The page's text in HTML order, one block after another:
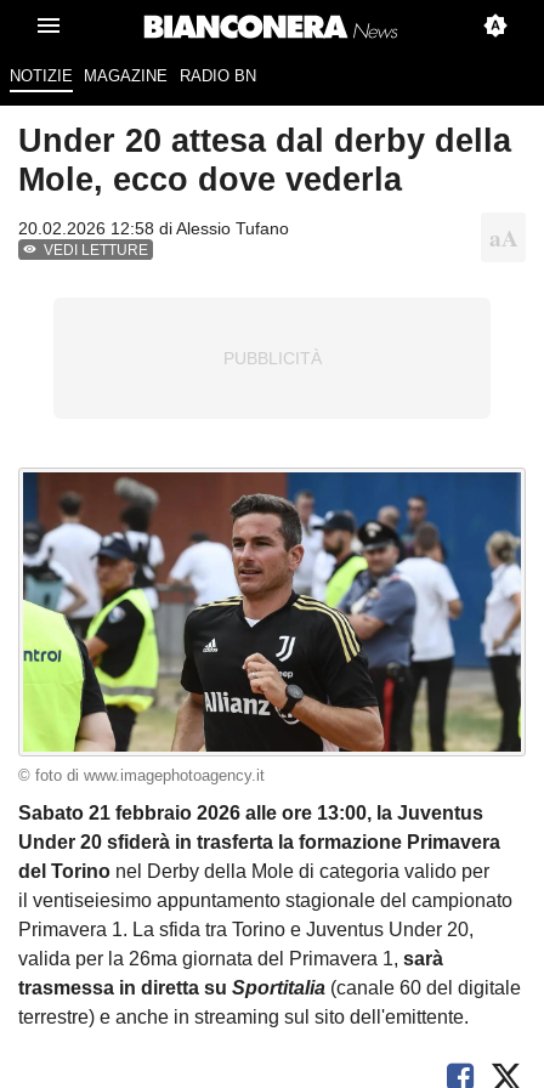
NOTIZIE MAGAZINE RADIO BN
Under 20 attesa dal derby della
Mole, ecco dove vederla
20.02.2026 12:58 diAlessio Tufano
VEDI LETTURE
© foto di www.imagephotoagency.it
Sabato 21 febbraio 2026 alle ore 13:00, la Juventus
Under 20 sfiderà in trasferta la formazione Primavera
del Torino nel Derby della Mole di categoria valido per
il ventiseiesimo appuntamento stagionale del campionato
Primavera 1. La sfida tra Torino e Juventus Under 20,
valida per la 26ma giornata del Primavera 1, sarà
trasmessa in diretta su Sportitalia (canale 60 del digitale
terrestre) e anche in streaming sul sito dell'emittente.